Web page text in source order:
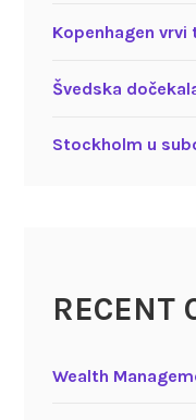
Kopenhagen
Švedska
Stockholm u
RECENT
Wealth